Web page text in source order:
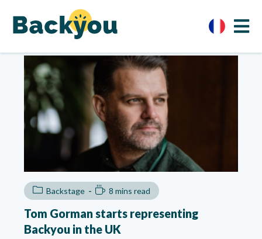
Backstage 8 mins read
Tom Gorman starts representing
Backyou in the UK